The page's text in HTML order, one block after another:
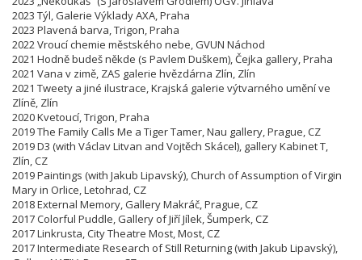
2023 Týl, Galerie Výklady AXA, Praha
2023 Plavená barva, Trigon, Praha
2022 Vroucí chemie městského nebe, GVUN Náchod
2021 Hodně budeš někde (s Pavlem Duškem), Čejka gallery, Praha
2021 Vana v zimě, ZAS galerie hvězdárna Zlín, Zlín
2021 Tweety a jiné ilustrace, Krajská galerie výtvarného umění ve
Zlíně, Zlín
2020 Kvetoucí, Trigon, Praha
2019 The Family Calls Me a Tiger Tamer, Nau gallery, Prague, CZ
2019 D3 (with Václav Litvan and Vojtěch Skácel), gallery Kabinet T,
Zlín, CZ
2019 Paintings (with Jakub Lipavský), Church of Assumption of Virgin
Mary in Orlice, Letohrad, CZ
2018 External Memory, Gallery Makráč, Prague, CZ
2017 Colorful Puddle, Gallery of Jiří Jílek, Šumperk, CZ
2017 Linkrusta, City Theatre Most, Most, CZ
2017 Intermediate Research of Still Returning (with Jakub Lipavský),